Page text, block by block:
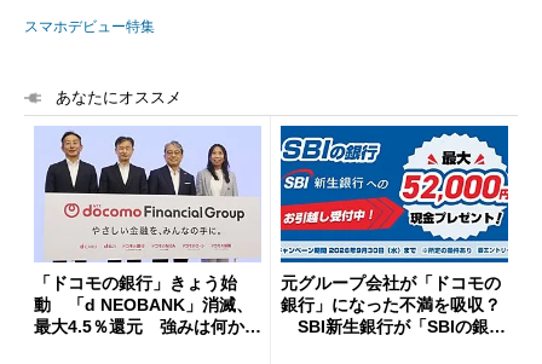
スマホデビュー特集
あなたにオススメ
「ドコモの銀行」きょう始
動 「d NEOBANK」消滅、
最大4.5％還元 強みは何か解
元グループ会社が「ドコモの
銀行」になった不満を吸収？
SBI新生銀行が「SBIの銀